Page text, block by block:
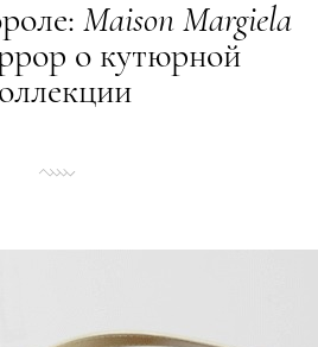
MaisonMargiela
о кутюрной